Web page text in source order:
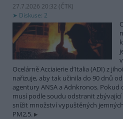
27.7.2026 20:32 (ČTK)
Diskuse: 2
Ocelárně Acciaierie d’Italia (ADI) z
nařizuje, aby tak učinila do 90 dnů
agentury ANSA a Adnkronos.
musí podle soudu odstranit zbývající
snížit množství vypuštěných
PM2,5.